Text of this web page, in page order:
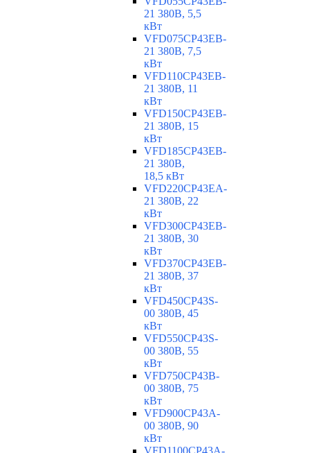
21 380В, 5,5
кВт
VFD075CP43EB-
21 380В, 7,5
кВт
VFD110CP43EB-
21 380В, 11
кВт
VFD150CP43EB-
21 380В, 15
кВт
VFD185CP43EB-
21 380В,
18,5 кВт
VFD220CP43EA-
21 380В, 22
кВт
VFD300CP43EB-
21 380В, 30
кВт
VFD370CP43EB-
21 380В, 37
кВт
VFD450CP43S-
00 380В, 45
кВт
VFD550CP43S-
00 380В, 55
кВт
VFD750CP43B-
00 380В, 75
кВт
VFD900CP43A-
00 380В, 90
кВт